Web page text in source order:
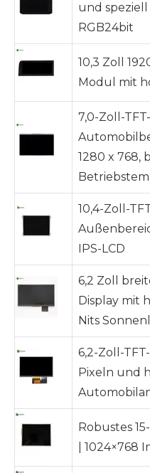
und
RGB24bit
10,3 Zoll
Modul mit
7,0-Zoll-
1280 x 768,
10,4-Zoll-
IPS-LCD
6,2 Zoll
Display mit
Nits
6,2-Zoll-
Pixeln und
Robustes
| 1024×768